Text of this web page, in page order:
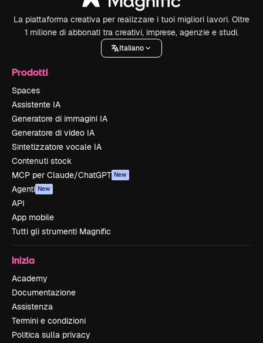
La piattaforma creativa per realizzare i tuoi migliori lavori. Oltre
1 milione di abbonati tra creativi, imprese, agenzie e studi.
Italiano
Prodotti
Spaces
Assistente IA
Generatore di immagini IA
Generatore di video IA
Sintetizzatore vocale IA
Contenuti stock
MCP per Claude/ChatGPT New
Agenti New
API
App mobile
Tutti gli strumenti Magnific
Inizia
Academy
Documentazione
Assistenza
Termini e condizioni
Politica sulla privacy